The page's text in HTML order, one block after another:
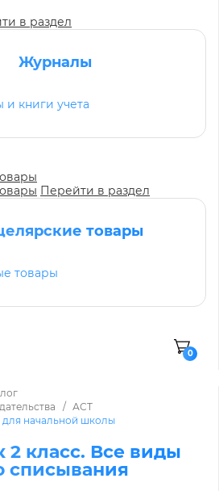
в раздел
Журналы
книги учета
Перейти в раздел
товары
товары
0
АСТ
для начальной школы
2 класс. Все виды
списывания